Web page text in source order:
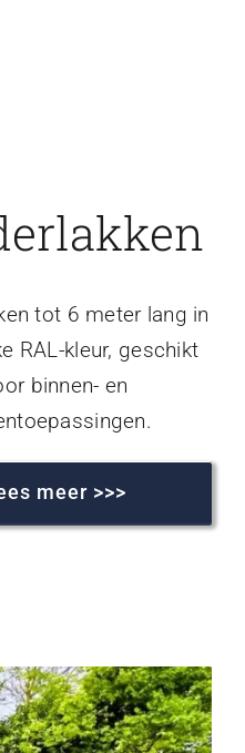
tot 6 meter lang in
RAL-kleur, geschikt
binnen- en
meer >>>